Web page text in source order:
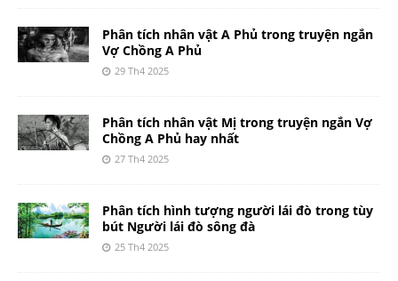
Phân tích nhân vật A Phủ trong truyện ngắn
Vợ Chồng A Phủ
29 Th4 2025
Phân tích nhân vật Mị trong truyện ngắn Vợ
Chồng A Phủ hay nhất
27 Th4 2025
Phân tích hình tượng người lái đò trong tùy
bút Người lái đò sông đà
25 Th4 2025